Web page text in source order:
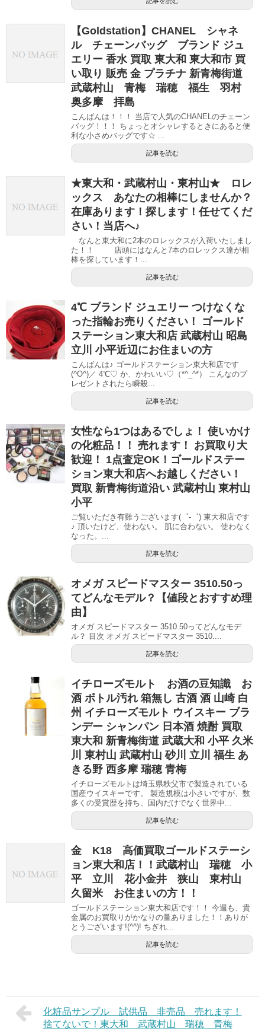
【Goldstation】CHANEL シャネ
ル チェーンバッグ ブランド ジュ
エリー 香水 買取 東大和 東大和市 買
い取り 販売 金 プラチナ 新青梅街道
武蔵村山 青梅 瑞穂 福生 羽村
奥多摩 拝島
こんばんは！！！ 当店で人気のCHANELのチェーン
バッグ！！！ ちょっとオシャレするときにあると便
利な小さめバッグです☆ ...
記事を読む
★東大和・武蔵村山・東村山★ ロレ
ックス あなたの相棒にしませんか？
在庫あります！探します！任せてくだ
さい！当店へ♪
なんと東大和に2本のロレックスが入荷いたしまし
た！！ 店頭にはなんと7本のロレックス達が相
棒を探しています！...
記事を読む
4℃ ブランド ジュエリー つけなくな
った指輪お売りください！ ゴールド
ステーション東大和店 武蔵村山 昭島
立川 小平近辺にお住まいの方
こんばんは♪ ゴールドステーション東大和店です
(^O^)／ 4℃♡ か、かわいい♡（*^_^*） こんなのプ
レゼントされたら瞬殺...
記事を読む
女性なら1つはあるでしょ！ 使いかけ
の化粧品！！ 売れます！ お買取り大
歓迎！ 1点査定OK！ゴールドステー
ション東大和店へお越しください！
買取 新青梅街道沿い 武蔵村山 東村山
小平
ご覧いただき有難うございます(゜-゜) 東大和店です
♪ 頂いたけど、使わない。 肌に合わない。 使わなく
なった。...
記事を読む
オメガ スピードマスター 3510.50っ
てどんなモデル？【値段とおすすめ理
由】
オメガ スピードマスター 3510.50ってどんなモデ
ル？ 目次 オメガ スピードマスター 3510....
記事を読む
イチローズモルト お酒の豆知識 お
酒 ボトル汚れ 箱無し 古酒 酒 山崎 白
州 イチローズモルト ウイスキー ブラ
ンデー シャンパン 日本酒 焼酎 買取
東大和 新青梅街道 武蔵大和 小平 久米
川 東村山 武蔵村山 砂川 立川 福生 あ
きる野 西多摩 瑞穂 青梅
イチローズモルトは埼玉県秩父市で製造されている
国産ウイスキーです。 製造規模は小さいですが、数
多くの受賞歴を持ち、国内だけでなく世界中...
記事を読む
金 K18 高価買取ゴールドステーシ
ョン東大和店！！武蔵村山 瑞穂 小
平 立川 花小金井 狭山 東村山
久留米 お住まいの方！！
ゴールドステーション東大和店です！！ 今週も、貴
金属のお買取りがかなりの量ありました！！ありが
とうございます!(^^)! ちぎれ...
記事を読む
化粧品サンプル 試供品 非売品 売れます！
捨てないで！東大和 武蔵村山 瑞穂 青梅